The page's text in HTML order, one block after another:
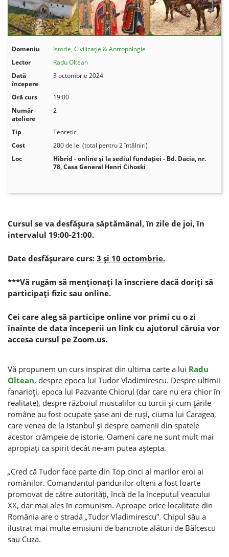
Domeniu
Istorie, Civilizație & Antropologie
Lector
Radu Oltean
Dată
începere
3 octombrie 2024
Oră curs
19:00
Număr
ateliere
2
Tip
Teoretic
Cost
200 de lei (total pentru 2 întâlniri)
Loc
Hibrid - online și la sediul fundației - Bd. Dacia, nr.
78, Casa General Henri Cihoski
Cursul se va desfăşura săptămânal, în zile de joi, în
intervalul 19:00-21:00.
Date desfăşurare curs: 3 şi 10 octombrie.
***Vă rugăm să menţionaţi la înscriere dacă doriţi să
participaţi fizic sau online.
Cei care aleg să participe online vor primi cu o zi
înainte de data începerii un link cu ajutorul căruia vor
accesa cursul pe Zoom.us.
Vă propunem un curs inspirat din ultima carte a lui Radu
Oltean, despre epoca lui Tudor Vladimirescu. Despre ultimii
fanarioţi, epoca lui Pazvante Chiorul (dar care nu era chior în
realitate), despre războiul muscalilor cu turcii şi cum ţările
române au fost ocupate şase ani de ruşi, ciuma lui Caragea,
care venea de la Istanbul şi despre oamenii din spatele
acestor crâmpeie de istorie. Oameni care ne sunt mult mai
apropiaţi ca spirit decât ne-am putea aştepta.
„Cred că Tudor face parte din Top cinci al marilor eroi ai
românilor. Comandantul pandurilor olteni a fost foarte
promovat de către autorităţi, încă de la începutul veacului
XX, dar mai ales în comunism. Aproape orice localitate din
România are o stradă „Tudor Vladimirescu”. Chipul său a
ilustrat mai multe emisiuni de bancnote alături de Bălcescu
sau Cuza.